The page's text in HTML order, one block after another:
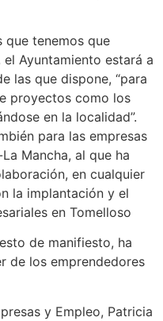
que tenemos que
Ayuntamiento estará a
las que dispone, “para
proyectos como los
en la localidad”.
para las empresas
Mancha, al que ha
en cualquier
la implantación y el
en Tomelloso
de manifiesto, ha
de los emprendedores
y Empleo, Patricia